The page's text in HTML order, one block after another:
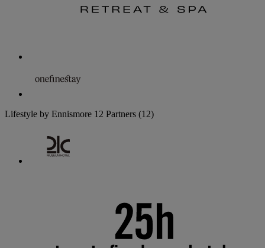
Lifestyle by Ennismore 12 Partners (12)